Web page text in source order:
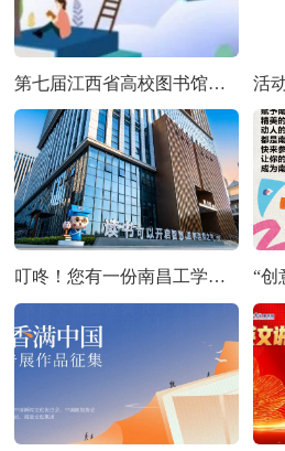
第七届江西省高校图书馆超星杯 “ 一书一世界，共读不孤独” 移动阅读活动即将开始
叮咚！您有一份南昌工学院图书馆周年庆邀请函待查收~